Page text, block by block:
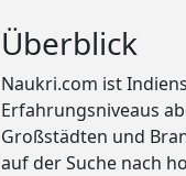
Überblick
Naukri.com ist
Erfahrungsniveaus
Großstädten und
auf der Suche nach